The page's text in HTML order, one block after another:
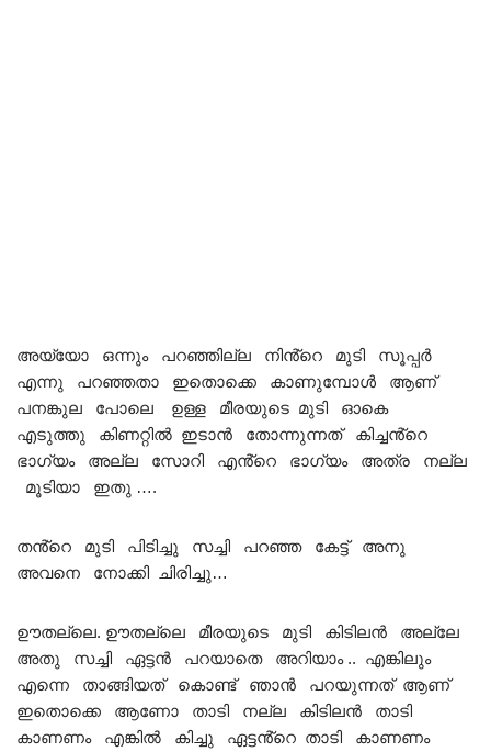
അയ്യോ ഒന്നും പറഞ്ഞില്ല നിൻ്റെ മുടി സൂപ്പർ
എന്നു പറഞ്ഞതാ ഇതൊക്കെ കാണുമ്പോൾ ആണ്
പനങ്കുല പോലെ ഉള്ള മീരയുടെ മുടി ഓകെ
എടുത്തു കിണറ്റിൽ ഇടാൻ തോന്നുന്നത് കിച്ചൻ്റെ
ഭാഗ്യം അല്ല സോറി എൻ്റെ ഭാഗ്യം അത്ര നല്ല
മൂടിയാ ഇതു ….
തൻ്റെ മുടി പിടിച്ചു സച്ചി പറഞ്ഞ കേട്ട് അനു
അവനെ നോക്കി ചിരിച്ചു…
ഊതല്ലെ. ഊതല്ലെ മീരയുടെ മുടി കിടിലൻ അല്ലേ
അതു സച്ചി ഏട്ടൻ പറയാതെ അറിയാം .. എങ്കിലും
എന്നെ താങ്ങിയത് കൊണ്ട് ഞാൻ പറയുന്നത് ആണ്
ഇതൊക്കെ ആണോ താടി നല്ല കിടിലൻ താടി
കാണണം എങ്കിൽ കിച്ചു ഏട്ടൻ്റെ താടി കാണണം